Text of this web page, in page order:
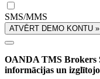
SMS/MMS
ATVĒRT DEMO KONTU »
OANDA TMS Brokers
informācijas un